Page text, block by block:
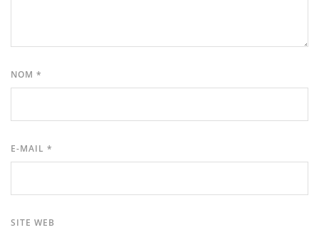
NOM *
E-MAIL *
SITE WEB